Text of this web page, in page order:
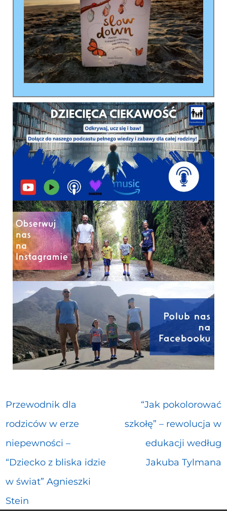
Przewodnik dla
rodziców w erze
niepewności –
“Dziecko z bliska idzie
w świat” Agnieszki
Stein
“Jak pokolorować
szkołę” – rewolucja w
edukacji według
Jakuba Tylmana